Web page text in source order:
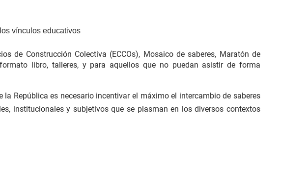
vínculos educativos
de Construcción Colectiva (ECCOs), Mosaico de saberes, Maratón de
libro, talleres, y para aquellos que no puedan asistir de forma
República es necesario incentivar el máximo el intercambio de saberes
institucionales y subjetivos que se plasman en los diversos contextos